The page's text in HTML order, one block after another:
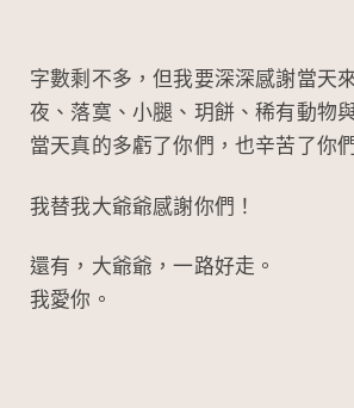
字數剩不多，但我要深深感謝當天
夜、落寞、小腿、玥餅、稀有動物
當天真的多虧了你們，也辛苦了你們
我替我大爺爺感謝你們！
還有，大爺爺，一路好走。
我愛你。